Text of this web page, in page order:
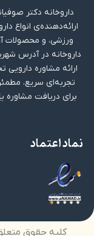
ارائه‌دهنده‌ی انواع
ورزشی، و محصولات
داروخانه در آدرس
ارائه مشاوره
تجربه‌ای سریع،
نماد اعتماد
کلیه حقوق